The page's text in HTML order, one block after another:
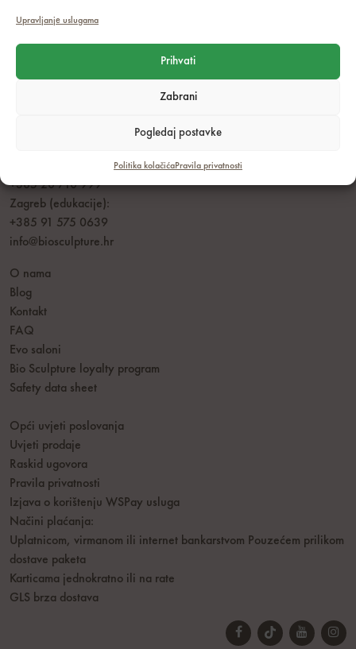
Upravljanje uslugama
Prihvati
Zabrani
Pogledaj postavke
Politika kolačićaPravila privatnosti
Radno vrijeme: pon - pet: 8.00 - 16.00h
+385 20 710 999
Zagreb (edukacije):
+385 91 575 0639
info@biosculpture.hr
O nama
Blog
Kontakt
FAQ
Evo saloni
Bio Sculpture loyalty program
Safety data sheet
Opći uvjeti poslovanja
Uvjeti prodaje
Raskid ugovora
Pravila privatnosti
Izjava o korištenju WSPay usluga
Načini plaćanja:
Uplatnicom, virmanom ili internet bankarstvom Pouzećem prilikom
dostave paketa
Karticama jednokratno ili na rate
GLS brza dostava